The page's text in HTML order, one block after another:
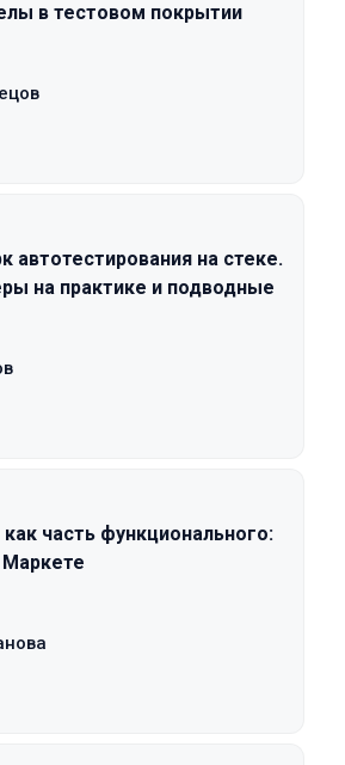
в тестовом покрытии
на стеке.
на практике и подводные
часть функционального: